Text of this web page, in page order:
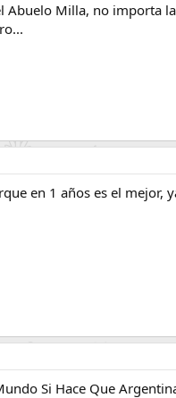
Milla, no importa
en 1 años es el mejor,
Si Hace Que